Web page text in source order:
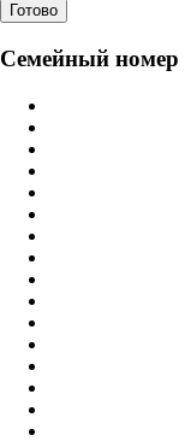
Готово
Семейный номер